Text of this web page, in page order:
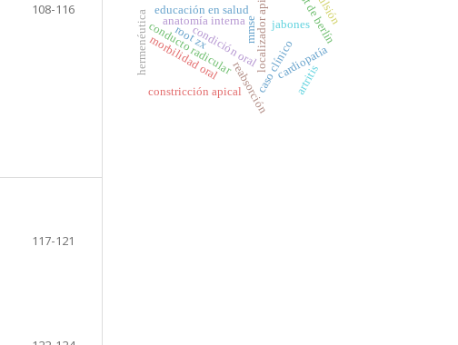
108-116
117-121
jabones
mmse
anatomía interna
conducto radicular caso clínico
reabsorción
localizador apical
constricción apical
morbilidad oral
educación en salud
condición oral cardiopatía
root zx test de berlín
artritis
hermenéutica